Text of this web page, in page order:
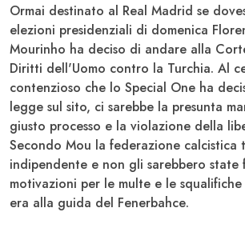
Ormai destinato al Real Madrid se
elezioni presidenziali di domenica
Mourinho ha deciso di andare alla
Diritti dell'Uomo contro la Turchia. Al
contenzioso che lo Special One ha
legge sul sito, ci sarebbe la presunta
giusto processo e la violazione della
Secondo Mou la federazione calcistica
indipendente e non gli sarebbero
motivazioni per le multe e le
era alla guida del Fenerbahce.